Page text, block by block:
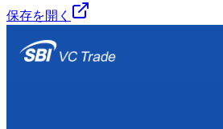
保存を開く